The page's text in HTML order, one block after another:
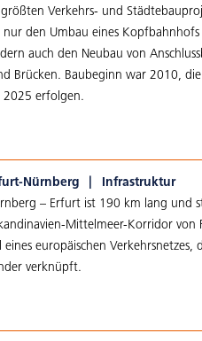
Verkehrs- und
nur den Umbau eines
auch den Neubau von
Brücken. Baubeginn war 2010, die
2025 erfolgen.
Nürnberg
Infrastruktur
– Erfurt ist 190 km lang und
Mittelmeer-Korridor von
eines europäischen Verkehrsnetzes,
verknüpft.